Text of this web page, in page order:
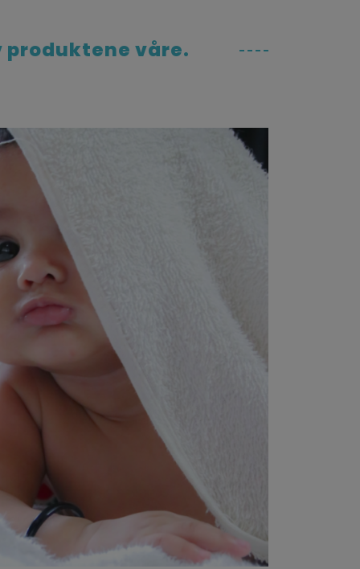
produktene våre.